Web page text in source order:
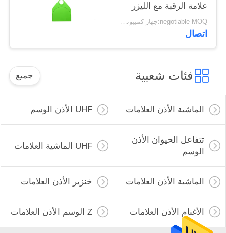
علامة الرقبة مع الليزر
المطبوعة شعار مزرعة
تتبع
negotiable MOQ:جهاز كمبيوتر شخصى 1000
اتصال
فئات شعبية جميع
الماشية الأذن العلامات UHF الأذن الوسم
تتفاعل الحيوان الأذن
الوسم
UHF الماشية العلامات
الماشية الأذن العلامات خنزير الأذن العلامات
الأغنام الأذن العلامات Z الوسم الأذن العلامات